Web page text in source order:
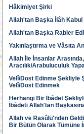
Hâkimiyet Şirki
Allah'tan Başka İlâh Kabul
Allah'tan Başka Rabler
Yakınlaştırma ve Vâsıta
Allah İle İnsanlar
Aracılık/Arabuluculuk
Velî/Dost Edinme Şekliyle
Velî/Dost Edinmek
Herhangi Bir İbâdet
İbâdeti Allah'tan
Allah ve Rasûlü'nden
Bir Bütün Olarak Tümüne